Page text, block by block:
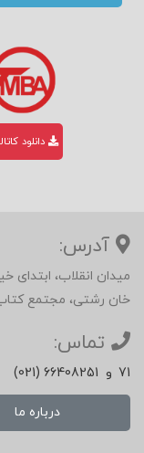
دانلود
آدرس:
خان رشتی، مجتمع کتاب
تماس:
(021) 66408251 و 71
درباره ما